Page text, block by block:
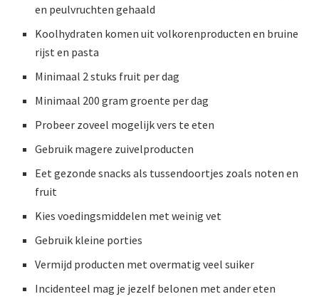
en peulvruchten gehaald
Koolhydraten komen uit volkorenproducten en bruine
rijst en pasta
Minimaal 2 stuks fruit per dag
Minimaal 200 gram groente per dag
Probeer zoveel mogelijk vers te eten
Gebruik magere zuivelproducten
Eet gezonde snacks als tussendoortjes zoals noten en
fruit
Kies voedingsmiddelen met weinig vet
Gebruik kleine porties
Vermijd producten met overmatig veel suiker
Incidenteel mag je jezelf belonen met ander eten